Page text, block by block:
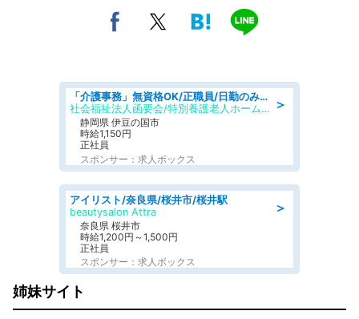
＞
「介護事務」無資格OK/正職員/日勤のみ/特別養護老人ホーム
社会福祉法人函要会/特別養護老人ホーム 韮山・ぶなの森
静岡県 伊豆の国市
時給1,150円
正社員
スポンサー：求人ボックス
＞
アイリスト/奈良県/桜井市/桜井駅
beautysalon Attra
奈良県 桜井市
時給1,200円～1,500円
正社員
スポンサー：求人ボックス
姉妹サイト